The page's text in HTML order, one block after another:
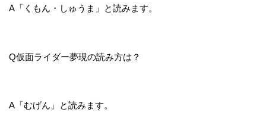
A 「くもん・しゅうま」と読みます。
Q仮面ライダー夢現の読み方は？
A 「むげん」と読みます。